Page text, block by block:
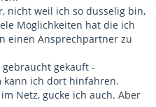
nicht weil ich so dusselig bin,
Möglichkeiten hat die ich
einen Ansprechpartner zu
gekauft -
kann ich dort hinfahren.
Netz, gucke ich auch. Aber